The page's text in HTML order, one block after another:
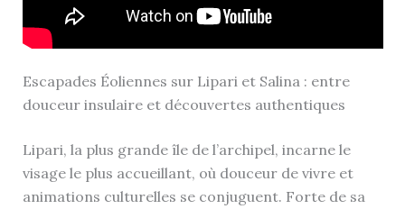
Escapades Éoliennes sur Lipari et Salina : entre
douceur insulaire et découvertes authentiques
Lipari, la plus grande île de l’archipel, incarne le
visage le plus accueillant, où douceur de vivre et
animations culturelles se conjuguent. Forte de sa